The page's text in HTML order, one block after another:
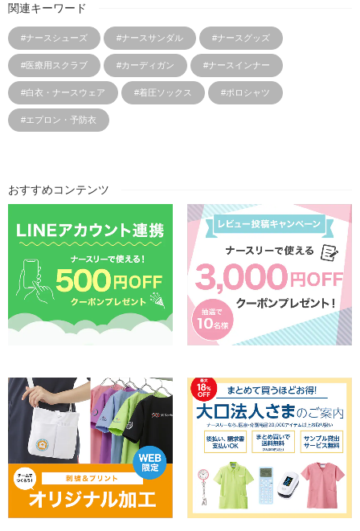
関連キーワード
#ナースシューズ #ナースサンダル #ナースグッズ
#医療用スクラブ #カーディガン #ナースインナー
#白衣・ナースウェア #着圧ソックス #ポロシャツ
#エプロン・予防衣
おすすめコンテンツ